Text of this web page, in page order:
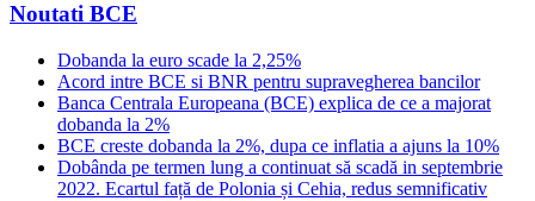
Noutati BCE
Dobanda la euro scade la 2,25%
Acord intre BCE si BNR pentru supravegherea bancilor
Banca Centrala Europeana (BCE) explica de ce a majorat
dobanda la 2%
BCE creste dobanda la 2%, dupa ce inflatia a ajuns la 10%
Dobânda pe termen lung a continuat să scadă in septembrie
2022. Ecartul față de Polonia și Cehia, redus semnificativ